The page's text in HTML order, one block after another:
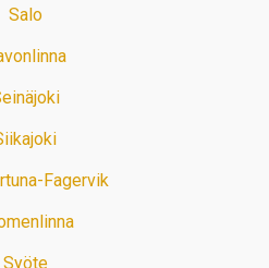
Salo
Fagervik
Syöte